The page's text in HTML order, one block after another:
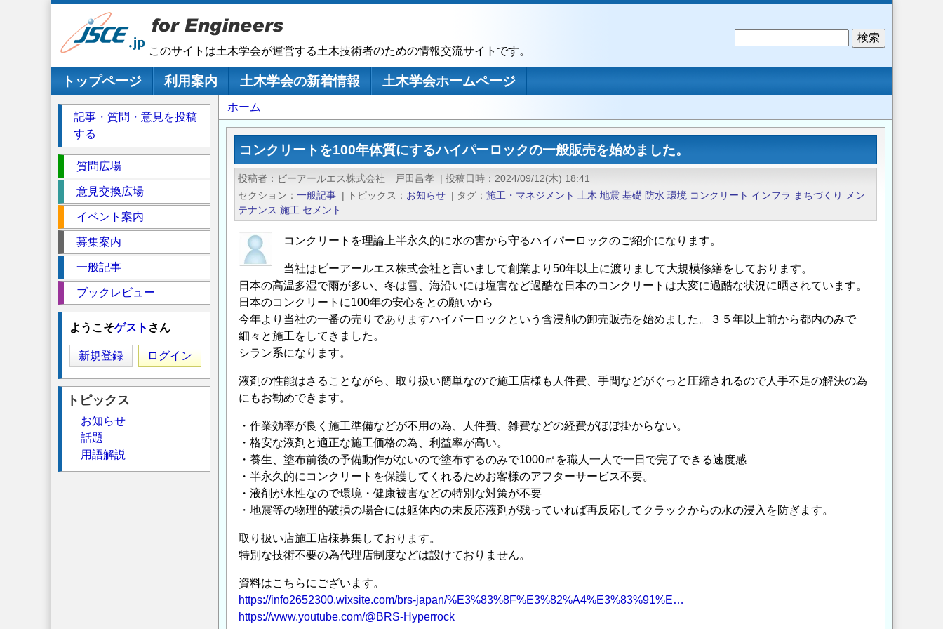
このサイトは土木学会が運営する土木技術者のための情報交流サイトです。
メインナビゲーション
トップページ 利用案内 土木学会の新着情報
土木学会ホームページ
パ
ン
ず
ホーム
コンクリートを100年体質にするハイパーロックの一般販売を始めました。
投稿者 ビーアールエス株式会社 戸田昌孝 | 投稿日時
2024/09/12(木) 18:41
セクション
一般記事 | トピックス お知らせ | タグ 施工・マネジメント 土木 地震 基礎 防水 環境 コンクリート インフラ まちづくり
メン
テナンス 施工 セメント
コンクリートを理論上半永久的に水の害から守るハイパーロックのご紹介になります。
当社はビーアールエス株式会社と言いまして創業より50年以上に渡りまして大規模修繕をしております。
日本の高温多湿で雨が多い、冬は雪、海沿いには塩害など過酷な日本のコンクリートは大変に過酷な状況に晒されています。
日本のコンクリートに100年の安心をとの願いから
今年より当社の一番の売りでありますハイパーロックという含浸剤の卸売販売を始めました。３５年以上前から都内のみで
細々と施工をしてきました。
シラン系になります。
液剤の性能はさることながら、取り扱い簡単なので施工店様も人件費、手間などがぐっと圧縮されるので人手不足の解決の為
にもお勧めできます。
・作業効率が良く施工準備などが不用の為、人件費、雑費などの経費がほぼ掛からない。
・格安な液剤と適正な施工価格の為、利益率が高い。
・養生、塗布前後の予備動作がないので塗布するのみで1000㎡を職人一人で一日で完了できる速度感
・半永久的にコンクリートを保護してくれるためお客様のアフターサービス不要。
・液剤が水性なので環境・健康被害などの特別な対策が不要
・地震等の物理的破損の場合には躯体内の未反応液剤が残っていれば再反応してクラックからの水の浸入を防ぎます。
取り扱い店施工店様募集しております。
特別な技術不要の為代理店制度などは設けておりません。
資料はこちらにございます。
https://info2652300.wixsite.com/brs-japan/%E3%83%8F%E3%82%A4%E3%83%91%E…
https://www.youtube.com/@BRS-Hyperrock
記事・質問・意見を投稿
する
ク
シ
質問広場
意見交換広場
イベント案内
募集案内
一般記事
ブックレビュー
ようこそゲスト さん
新規登録 ログイン
トピックス
お知らせ
話題
用語解説